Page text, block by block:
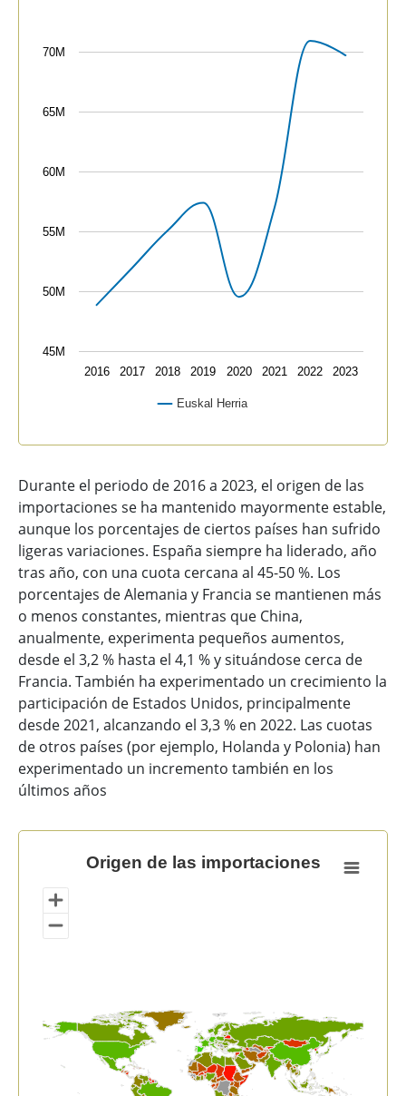
The chart has 1 Y axis displaying values. Data ranges
Euskal Herria
2016 2017 2018 2019 2020 2021 2022 2023
45M
50M
55M
60M
65M
70M
Durante el periodo de 2016 a 2023, el origen de las
importaciones se ha mantenido mayormente estable,
aunque los porcentajes de ciertos países han sufrido
ligeras variaciones. España siempre ha liderado, año
tras año, con una cuota cercana al 45-50 %. Los
porcentajes de Alemania y Francia se mantienen más
o menos constantes, mientras que China,
anualmente, experimenta pequeños aumentos,
desde el 3,2 % hasta el 4,1 % y situándose cerca de
Francia. También ha experimentado un crecimiento la
participación de Estados Unidos, principalmente
desde 2021, alcanzando el 3,3 % en 2022. Las cuotas
de otros países (por ejemplo, Holanda y Polonia) han
experimentado un incremento también en los
últimos años
Origen de las importaciones
Map of unspecified region with 1 data series.
View as data table, Origen de las importaciones
Origen de las importaciones